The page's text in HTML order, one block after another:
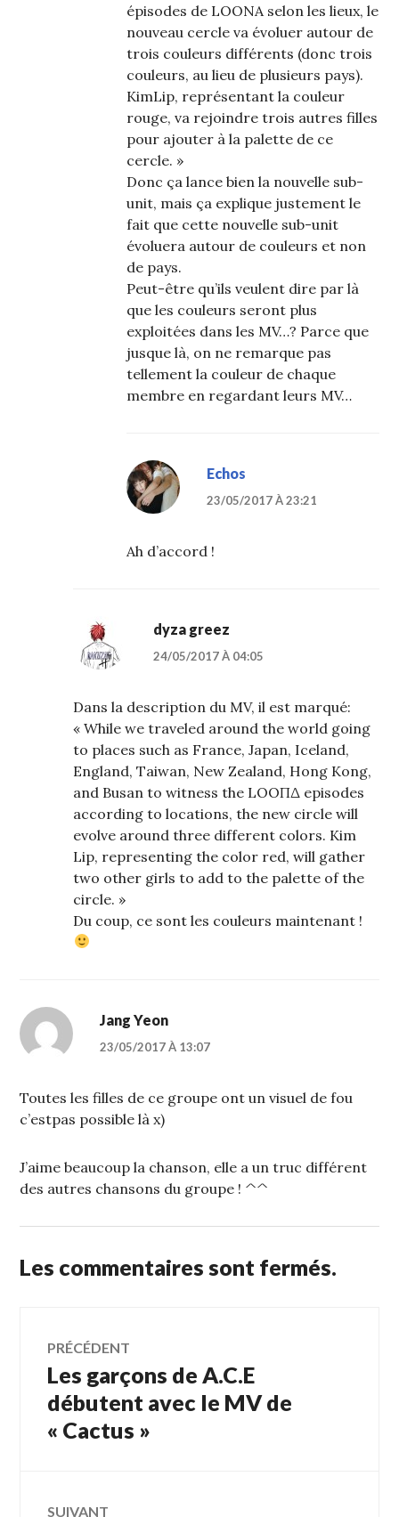
épisodes de LOONA selon les lieux, le
nouveau cercle va évoluer autour de
trois couleurs différents (donc trois
couleurs, au lieu de plusieurs pays).
KimLip, représentant la couleur
rouge, va rejoindre trois autres filles
pour ajouter à la palette de ce
cercle. »
Donc ça lance bien la nouvelle sub-
unit, mais ça explique justement le
fait que cette nouvelle sub-unit
évoluera autour de couleurs et non
de pays.
Peut-être qu’ils veulent dire par là
que les couleurs seront plus
exploitées dans les MV…? Parce que
jusque là, on ne remarque pas
tellement la couleur de chaque
membre en regardant leurs MV…
Echos
23/05/2017 À 23:21
Ah d’accord !
dyza greez
24/05/2017 À 04:05
Dans la description du MV, il est marqué:
« While we traveled around the world going
to places such as France, Japan, Iceland,
England, Taiwan, New Zealand, Hong Kong,
and Busan to witness the LOOΠΔ episodes
according to locations, the new circle will
evolve around three different colors. Kim
Lip, representing the color red, will gather
two other girls to add to the palette of the
circle. »
Du coup, ce sont les couleurs maintenant !
Jang Yeon
23/05/2017 À 13:07
Toutes les filles de ce groupe ont un visuel de fou
c’estpas possible là x)
J’aime beaucoup la chanson, elle a un truc différent
des autres chansons du groupe ! ^^
Les commentaires sont fermés.
Navigation
de
l’article
PRÉCÉDENT
Article
précédent :
Les garçons de A.C.E
débutent avec le MV de
« Cactus »
SUIVANT